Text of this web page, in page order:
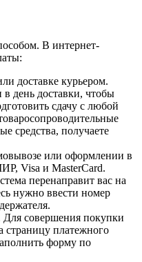
В интернет-
доставке курьером.
день доставки, чтобы
сдачу с любой
средства, получаете
или оформлении в
Visa и MasterCard.
перенаправит вас на
нужно ввести номер
совершения покупки
страницу платежного
форму по